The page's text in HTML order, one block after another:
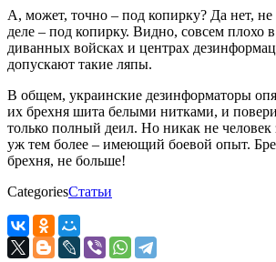
А, может, точно – под копирку? Да нет,
деле – под копирку. Видно, совсем плохо
диванных войсках и центрах
допускают такие ляпы.
В общем, украинские дезинформаторы
их брехня шита белыми нитками, и
только полный деил. Но никак не
уж тем более – имеющий боевой опыт.
брехня, не больше!
CategoriesСтатьи